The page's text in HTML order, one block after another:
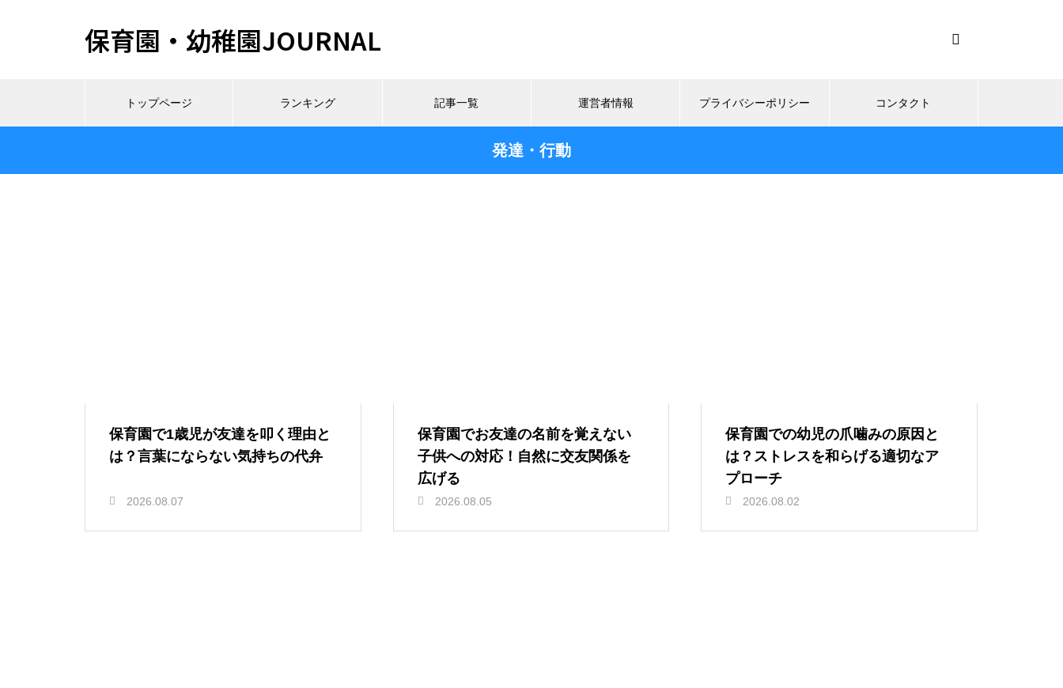
保育園・幼稚園JOURNAL
トップページ ランキング 記事一覧 運営者情報 プライバシーポリシー コンタクト
発達・行動
保育園で1歳児が友達を叩く理由と
は？言葉にならない気持ちの代弁
2026.08.07
保育園でお友達の名前を覚えない
子供への対応！自然に交友関係を
広げる
2026.08.05
保育園での幼児の爪噛みの原因と
は？ストレスを和らげる適切なア
プローチ
2026.08.02